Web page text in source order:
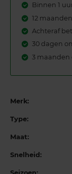
Binnen 1
12
Achteraf
30 dagen
3 maanden
Merk:
Type:
Maat:
Snelheid: